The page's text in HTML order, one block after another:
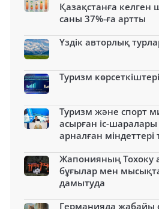
Қазақстанға келген
саны 37%-ға артты
Үздік авторлық
Туризм көрсеткіштері
Туризм және спорт
асырған іс-
арналған міндеттері
Жапонияның Тохоку
бұғылар мен
дамытуда
Германияда